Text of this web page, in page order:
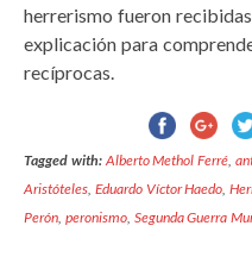
herrerismo fueron
explicación para
recíprocas.
Tagged with:Alberto Methol Ferré,
Aristóteles, Eduardo Víctor Haedo,
Perón, peronismo, Segunda Guerra